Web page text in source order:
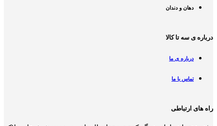
دهان و دندان
درباره ی سه تا کالا
درباره ی ما
تماس با ما
راه های ارتباطی